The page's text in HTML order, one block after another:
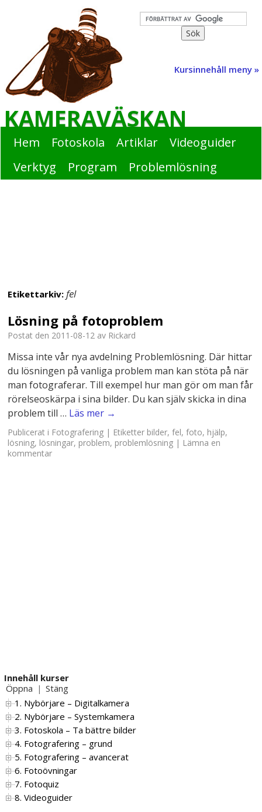
Kursinnehåll meny »
KAMERAVÄSKAN
Hem Fotoskola Artiklar
Videoguider
Verktyg
Program Problemlösning
Etikettarkiv: fel
Lösning på fotoproblem
Postat den 2011-08-12 av Rickard
Missa inte vår nya avdelning Problemlösning. Där hittar
du lösningen på vanliga problem man kan stöta på när
man fotograferar. Till exempel hur man gör om man får
rörelseoskärpa i sina bilder. Du kan själv skicka in dina
problem till … Läs mer →
Publicerat i Fotografering | Etiketter bilder, fel, foto, hjälp,
lösning, lösningar, problem, problemlösning | Lämna en
kommentar
Innehåll kurser
Öppna | Stäng
1. Nybörjare – Digitalkamera
2. Nybörjare – Systemkamera
3. Fotoskola – Ta bättre bilder
4. Fotografering – grund
5. Fotografering – avancerat
6. Fotoövningar
7. Fotoquiz
8. Videoguider